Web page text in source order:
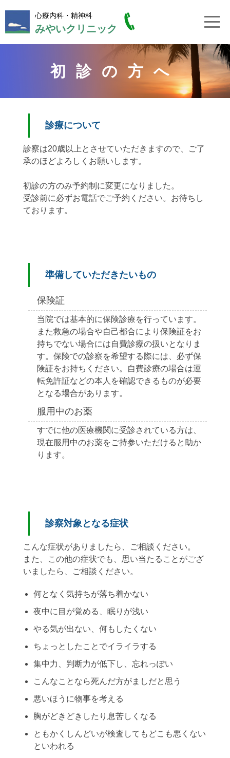
content
心療内科・精神科
みやいクリニック
初診の方へ
診療について
診察は20歳以上とさせていただきますので、ご了
承のほどよろしくお願いします。
初診の方のみ予約制に変更になりました。
受診前に必ずお電話でご予約ください。お待ちし
ております。
準備していただきたいもの
保険証
当院では基本的に保険診療を行っています。
また救急の場合や自己都合により保険証をお
持ちでない場合には自費診療の扱いとなりま
す。保険での診察を希望する際には、必ず保
険証をお持ちください。自費診療の場合は運
転免許証などの本人を確認できるものが必要
となる場合があります。
服用中のお薬
すでに他の医療機関に受診されている方は、
現在服用中のお薬をご持参いただけると助か
ります。
診察対象となる症状
こんな症状がありましたら、ご相談ください。
また、この他の症状でも、思い当たることがござ
いましたら、ご相談ください。
何となく気持ちが落ち着かない
夜中に目が覚める、眠りが浅い
やる気が出ない、何もしたくない
ちょっとしたことでイライラする
集中力、判断力が低下し、忘れっぽい
こんなことなら死んだ方がましだと思う
悪いほうに物事を考える
胸がどきどきしたり息苦しくなる
ともかくしんどいが検査してもどこも悪くない
といわれる